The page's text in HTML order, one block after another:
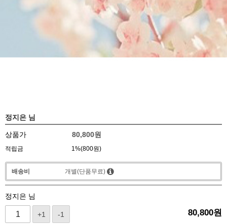
정지은 님
상품가 80,800원
적립금 1%(800원)
배송비 개별(단품무료)
정지은 님
+1 -1 80,800원